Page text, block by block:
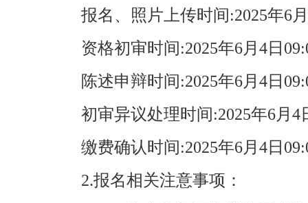
报名、照片上传时间:2025年6
资格初审时间:2025年6月4日
陈述申辩时间:2025年6月4日
初审异议处理时间:2025年6月4
缴费确认时间:2025年6月4日
2.报名相关注意事项：